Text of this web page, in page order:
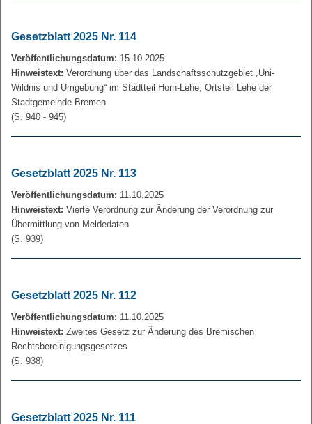
Gesetzblatt 2025 Nr. 114
Veröffentlichungsdatum: 15.10.2025
Hinweistext: Verordnung über das Landschaftsschutzgebiet „Uni-
Wildnis und Umgebung“ im Stadtteil Horn-Lehe, Ortsteil Lehe der
Stadtgemeinde Bremen
(S. 940 - 945)
Gesetzblatt 2025 Nr. 113
Veröffentlichungsdatum: 11.10.2025
Hinweistext: Vierte Verordnung zur Änderung der Verordnung zur
Übermittlung von Meldedaten
(S. 939)
Gesetzblatt 2025 Nr. 112
Veröffentlichungsdatum: 11.10.2025
Hinweistext: Zweites Gesetz zur Änderung des Bremischen
Rechtsbereinigungsgesetzes
(S. 938)
Gesetzblatt 2025 Nr. 111